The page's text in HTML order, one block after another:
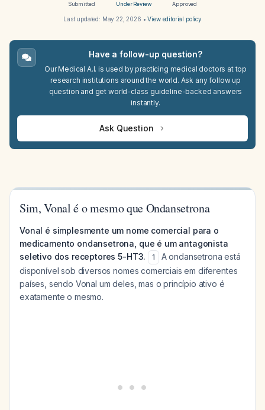
Submitted Under Review Approved
Last updated: May 22, 2026 •View editorial policy
Have a follow-up question?
Our Medical A.I. is used by practicing medical doctors at top
research institutions around the world. Ask any follow up
question and get world-class guideline-backed answers
instantly.
Ask Question
Sim, Vonal é o mesmo que Ondansetrona
Vonal é simplesmente um nome comercial para o
medicamento ondansetrona, que é um antagonista
seletivo dos receptores 5-HT3.
1
A ondansetrona está
disponível sob diversos nomes comerciais em diferentes
países, sendo Vonal um deles, mas o princípio ativo é
exatamente o mesmo.